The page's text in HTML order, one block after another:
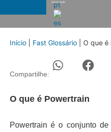
Automação
Início Fast Glossário O que é
Compartilhe:
O que é Powertrain
Powertrain é o conjunto de